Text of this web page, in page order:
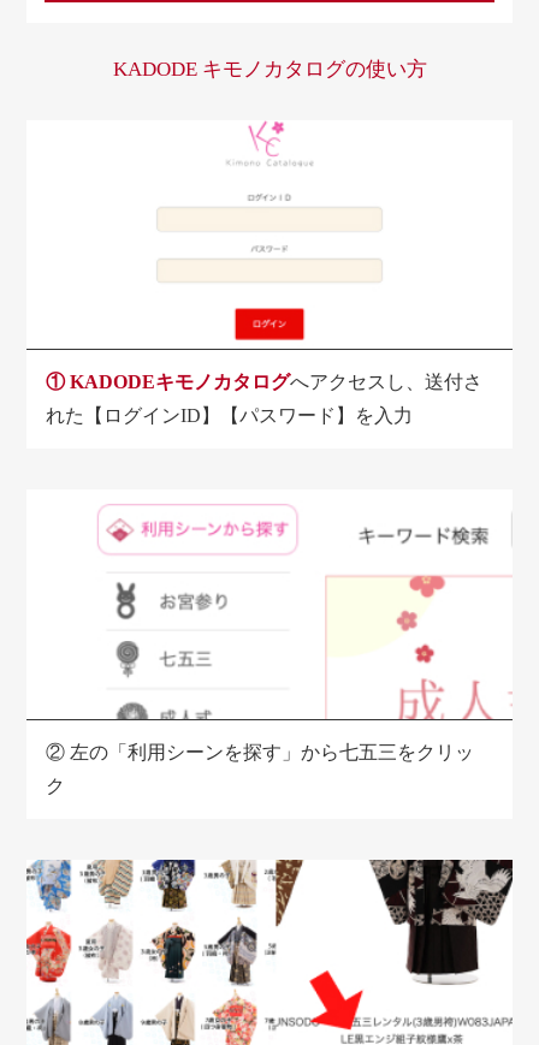
KADODE キモノカタログの使い方
①KADODEキモノカタログへアクセスし、送付さ
れた【ログインID】【パスワード】を入力
② 左の「利用シーンを探す」から七五三をクリッ
ク